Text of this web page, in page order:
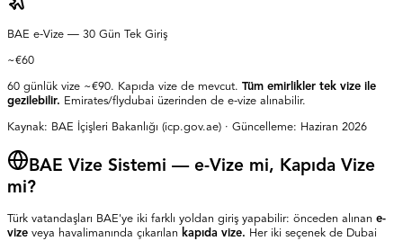
BAE e-Vize — 30 Gün Tek Giriş
~€60
60 günlük vize ~€90. Kapıda vize de mevcut. Tüm emirlikler tek vize ile
gezilebilir. Emirates/flydubai üzerinden de e-vize alınabilir.
Kaynak: BAE İçişleri Bakanlığı (icp.gov.ae) · Güncelleme: Haziran 2026
BAE Vize Sistemi — e-Vize mi, Kapıda Vize
mi?
Türk vatandaşları BAE'ye iki farklı yoldan giriş yapabilir: önceden alınan e-
vize veya havalimanında çıkarılan kapıda vize. Her iki seçenek de Dubai